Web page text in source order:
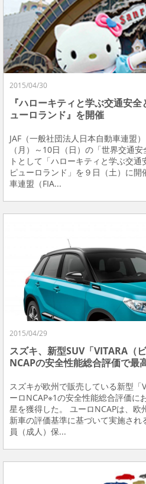
2015/04/30
『ハローキティと学ぶ交通安
ューロランド』を開催
JAF（一般社団法人日本自動車連盟
（月）～10日（日）の「世界交通
トとして「ハローキティと学ぶ交
ピューロランド」を９日（土）に
車連盟（FIA...
2015/04/29
スズキ、新型SUV「VITARA（
NCAPの安全性能総合評価で最
スズキが欧州で販売している新型「
ーロNCAP※1の安全性能総合評価に
星を獲得した。 ユーロNCAPは、欧
新車の評価基準に基づいて実施さ
員（成人）保...